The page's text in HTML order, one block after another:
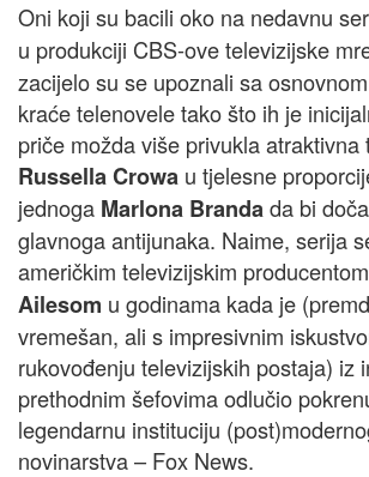
Oni koji su bacili oko na nedavnu
u produkciji CBS-ove televizijske
zacijelo su se upoznali sa
kraće telenovele tako što ih je
priče možda više privukla atraktivna
Russella Crowa u tjelesne
jednoga Marlona Brandada bi
glavnoga antijunaka. Naime, serija
američkim televizijskim producentom
Ailesom u godinama kada je
vremešan, ali s impresivnim
rukovođenju televizijskih postaja) iz
prethodnim šefovima odlučio
legendarnu instituciju
novinarstva – Fox News.